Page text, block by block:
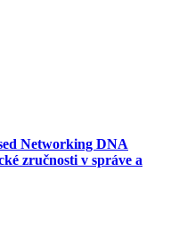
Networking DNA
zručnosti v správe a